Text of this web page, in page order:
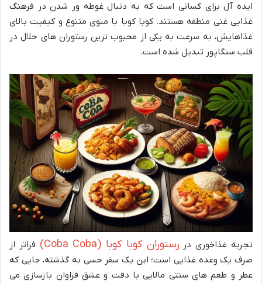
ایده آل برای کسانی است که به دنبال غوطه ور شدن در فرهنگ
غذایی غنی منطقه هستند. کوبا کوبا با منوی متنوع و کیفیت بالای
غذاهایش، به سرعت به یکی از محبوب ترین رستوران های حلال در
قلب سنگاپور تبدیل شده است.
تجربه غذاخوری در رستوران کوبا کوبا (Coba Coba)
فراتر از
صرف یک وعده غذایی است؛ این یک سفر حسی به گذشته، جایی که
عطر و طعم های سنتی مالایی با دقت و عشق فراوان بازسازی می